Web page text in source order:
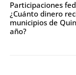
Participaciones
¿Cuánto dinero
municipios de
año?